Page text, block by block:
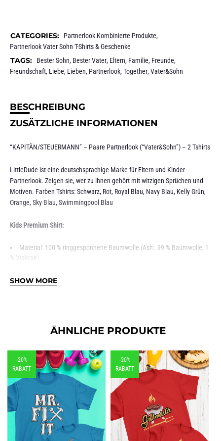
CATEGORIES: Partnerlook Kombinierte Produkte,
Partnerlook Vater Sohn T-Shirts & Geschenke
TAGS: Bester Sohn, Bester Vater, Eltern, Familie, Freunde,
Freundschaft, Liebe, Lieben, Partnerlook,Together,Vater&Sohn
BESCHREIBUNG
ZUSÄTZLICHE INFORMATIONEN
“KAPITÄN/STEUERMANN” – Paare Partnerlook (“Vater&Sohn”) – 2 Tshirts
LittleDude ist eine deutschsprachige Marke für Eltern und Kinder
Partnerlook. Zeigen sie, wer zu ihnen gehört mit witzigen Sprüchen und
Motiven. Farben Tshirts: Schwarz, Rot, Royal Blau, Navy Blau, Kelly Grün,
Orange, Sky Blau, Swimmingpool Blau
Kids Premium Shirt:
Material: 100 % ringgesponnene Baumwolle (Ash: 99 % Baumwolle, 1
% Viskose)
Schnitt: Regular Fit (großzügig geschnitten)
1×1-geripptes Halsbündchen mit Elastan
Männer Premium Shirt:
SHOW MORE
ÄHNLICHE PRODUKTE
-20%
RABATT
-20%
RABATT